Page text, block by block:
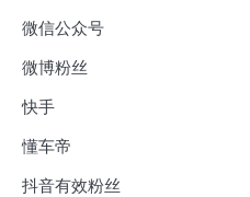
微信公众号
微博粉丝
快手
懂车帝
抖音有效粉丝